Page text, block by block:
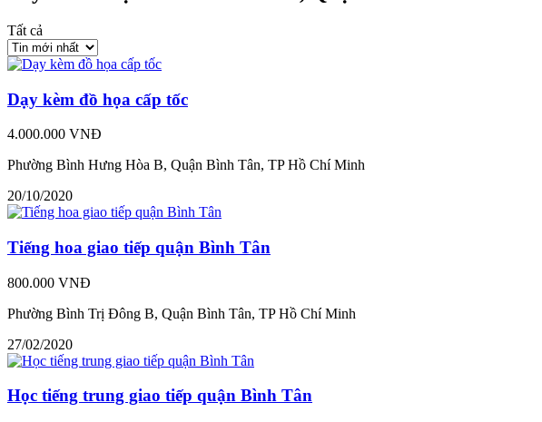
Tất cả
Dạy kèm đồ họa cấp tốc
4.000.000 VNĐ
Phường Bình Hưng Hòa B, Quận Bình Tân, TP Hồ Chí Minh
20/10/2020
Tiếng hoa giao tiếp quận Bình Tân
800.000 VNĐ
Phường Bình Trị Đông B, Quận Bình Tân, TP Hồ Chí Minh
27/02/2020
Học tiếng trung giao tiếp quận Bình Tân